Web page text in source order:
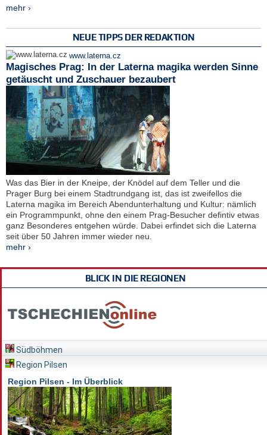
mehr ›
NEUE TIPPS DER REDAKTION
www.laterna.cz
Magisches Prag: In der Laterna magika werden Sinne
getäuscht und Zuschauer bezaubert
Was das Bier in der Kneipe, der Knödel auf dem Teller und die
Prager Burg bei einem Stadtrundgang ist, das ist zweifellos die
Laterna magika im Bereich Abendunterhaltung und Kultur: nämlich
ein Programmpunkt, ohne den einem Prag-Besucher defintiv etwas
ganz Besonderes entgehen würde. Dabei erfindet sich die Laterna
seit über 50 Jahren immer wieder neu.
mehr ›
BLICK IN DIE REGIONEN
Südböhmen
Region Pilsen
Region Pilsen - Im Überblick